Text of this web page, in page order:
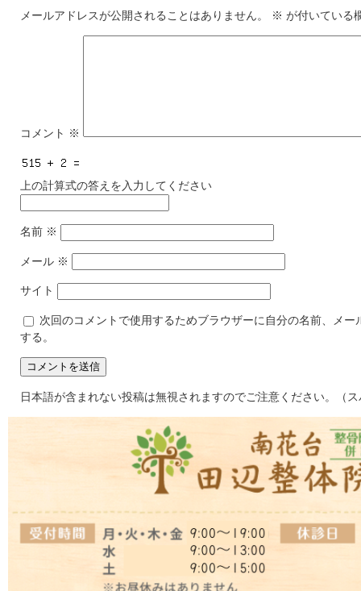
メールアドレスが公開されることはありません。 ※ が付いている
コメント ※
上の計算式の答えを入力してください
名前 ※
メール ※
サイト
次回のコメントで使用するためブラウザーに自分の名前、メー
する。
日本語が含まれない投稿は無視されますのでご注意ください。（